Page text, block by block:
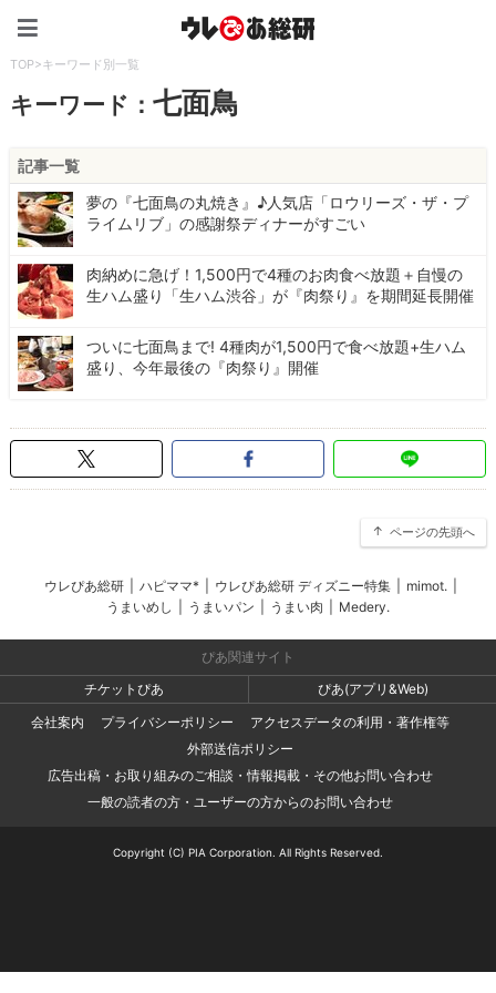
TOP>キーワード別一覧
キーワード：七面鳥
記事一覧
夢の『七面鳥の丸焼き』♪人気店「ロウリーズ・ザ・プ
ライムリブ」の感謝祭ディナーがすごい
肉納めに急げ！1,500円で4種のお肉食べ放題＋自慢の
生ハム盛り「生ハム渋谷」が『肉祭り』を期間延長開催
ついに七面鳥まで! 4種肉が1,500円で食べ放題+生ハム
盛り、今年最後の『肉祭り』開催
ページの先頭へ
ウレぴあ総研 ハピママ* ウレぴあ総研 ディズニー特集 mimot.
うまいめし
うまいパン うまい肉 Medery.
ぴあ関連サイト
チケットぴあ
ぴあ(アプリ&Web)
会社案内
プライバシーポリシー
アクセスデータの利用・著作権等
外部送信ポリシー
広告出稿・お取り組みのご相談・情報掲載・その他お問い合わせ
一般の読者の方・ユーザーの方からのお問い合わせ
Copyright (C) PIA Corporation. All Rights Reserved.